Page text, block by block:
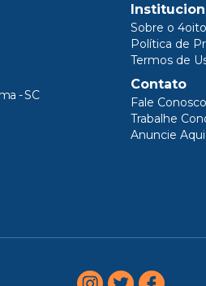
- SC
Sobre o 4oito
Política de
Termos de
Contato
Fale Conosco
Trabalhe
Anuncie Aqui